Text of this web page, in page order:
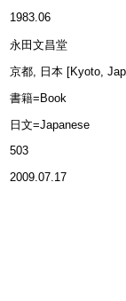
1983.06
永田文昌堂
京都, 日本 [Kyoto,
書籍=Book
日文=Japanese
503
2009.07.17